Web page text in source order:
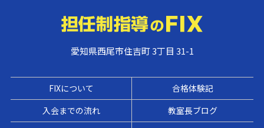
愛知県西尾市住吉町 3丁目 31-1
FIXについて
合格体験記
入会までの流れ
教室長ブログ